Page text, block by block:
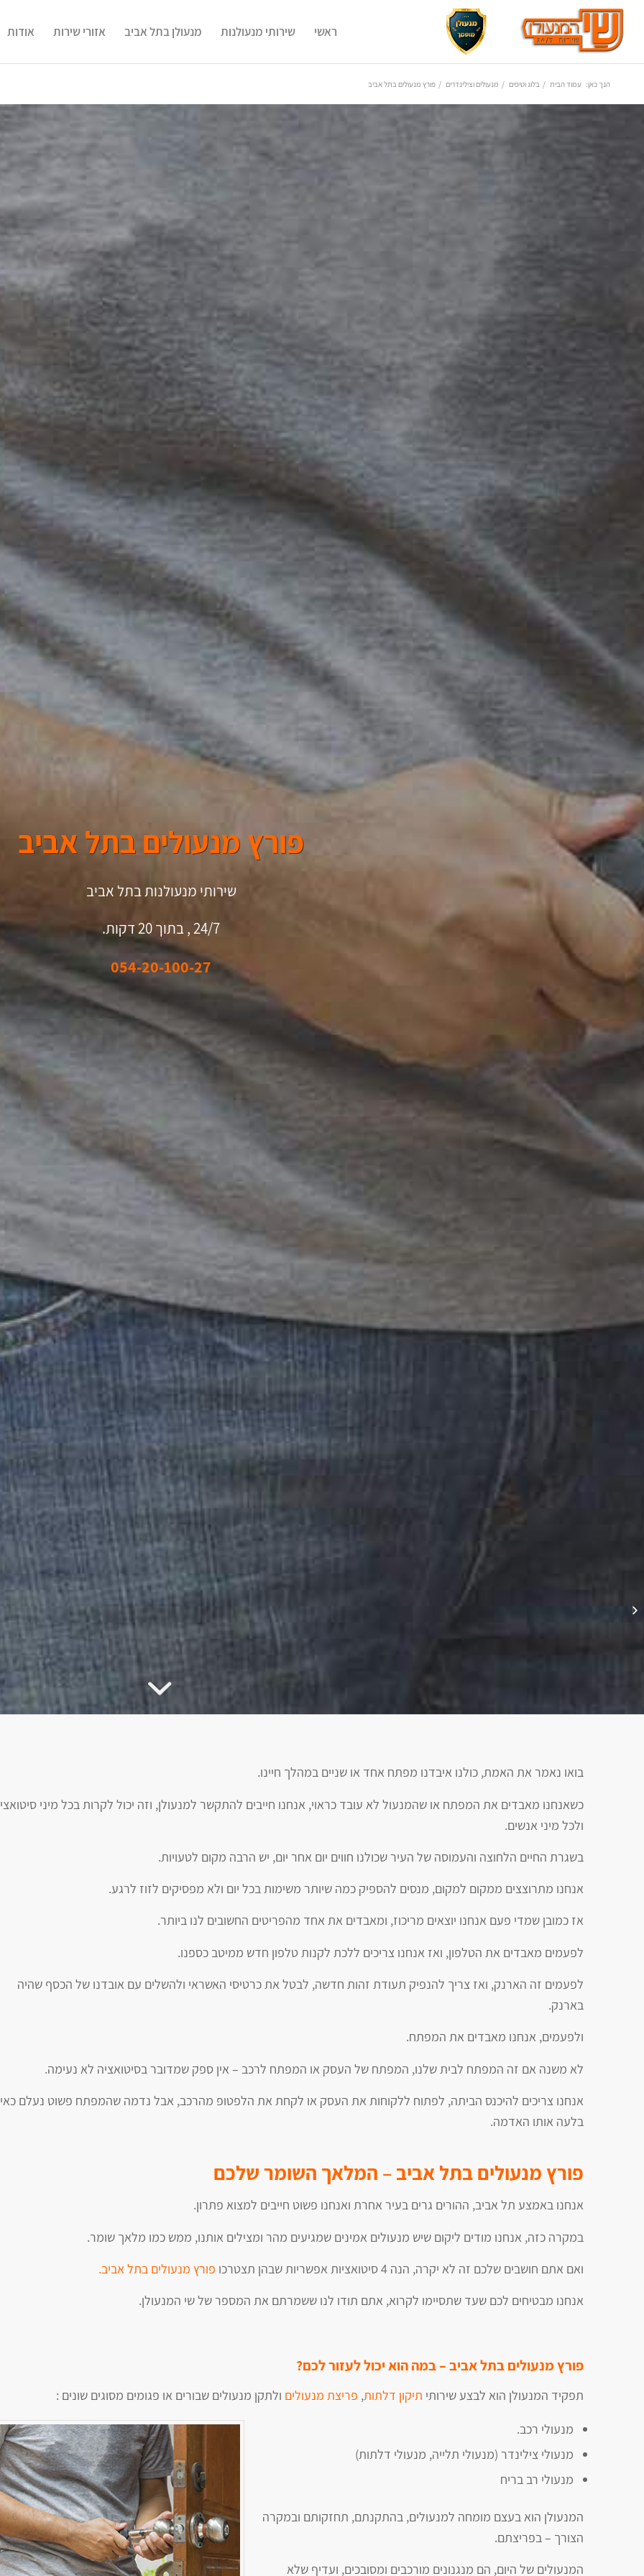
ראשי שירותי מנעולנות מנעולן בתל אביב אזורי שירות אודות
הנך כאן: עמוד הבית / בלוג וטיפים / מנעולים וצילינדרים / פורץ מנעולים בתל אביב
פורץ מנעולים בתל אביב
שירותי מנעולנות בתל אביב
24/7 , בתוך 20 דקות.
054-20-100-27
בואו נאמר את האמת, כולנו איבדנו מפתח אחד או שניים במהלך חיינו.
כשאנחנו מאבדים את המפתח או שהמנעול לא עובד כראוי, אנחנו חייבים להתקשר למנעולן, וזה יכול לקרות בכל מיני
ולכל מיני אנשים.
בשגרת החיים הלחוצה והעמוסה של העיר שכולנו חווים יום אחר יום, יש הרבה מקום לטעויות.
אנחנו מתרוצצים ממקום למקום, מנסים להספיק כמה שיותר משימות בכל יום ולא מפסיקים לזוז לרגע.
אז כמובן שמדי פעם אנחנו יוצאים מריכוז, ומאבדים את אחד מהפריטים החשובים לנו ביותר.
לפעמים מאבדים את הטלפון, ואז אנחנו צריכים ללכת לקנות טלפון חדש ממיטב כספנו.
לפעמים זה הארנק, ואז צריך להנפיק תעודת זהות חדשה, לבטל את כרטיסי האשראי ולהשלים עם אובדנו של הכסף שהיה
בארנק.
ולפעמים, אנחנו מאבדים את המפתח.
לא משנה אם זה המפתח לבית שלנו, המפתח של העסק או המפתח לרכב – אין ספק שמדובר בסיטואציה לא נעימה.
אנחנו צריכים להיכנס הביתה, לפתוח ללקוחות את העסק או לקחת את הלפטופ מהרכב, אבל נדמה שהמפתח פשוט נעלם
בלעה אותו האדמה.
פורץ מנעולים בתל אביב – המלאך השומר שלכם
אנחנו באמצע תל אביב, ההורים גרים בעיר אחרת ואנחנו פשוט חייבים למצוא פתרון.
במקרה כזה, אנחנו מודים ליקום שיש מנעולים אמינים שמגיעים מהר ומצילים אותנו, ממש כמו מלאך שומר.
ואם אתם חושבים שלכם זה לא יקרה, הנה 4 סיטואציות אפשריות שבהן תצטרכו
פורץ מנעולים בתל אביב.
אנחנו מבטיחים לכם שעד שתסיימו לקרוא, אתם תודו לנו ששמרתם את המספר של שי המנעולן.
פורץ מנעולים בתל אביב – במה הוא יכול לעזור לכם?
תפקיד המנעולן הוא לבצע שירותי תיקון דלתות, פריצת מנעולים ולתקן מנעולים שבורים או פגומים מסוגים שונים :
מנעולי רכב.
מנעולי צילינדר (מנעולי תלייה, מנעולי דלתות)
מנעולי רב בריח
המנעולן הוא בעצם מומחה למנעולים, בהתקנתם, תחזקותם ובמקרה
הצורך – בפריצתם.
המנעולים של היום, הם מנגנונים מורכבים ומסובכים, ועדיף שלא